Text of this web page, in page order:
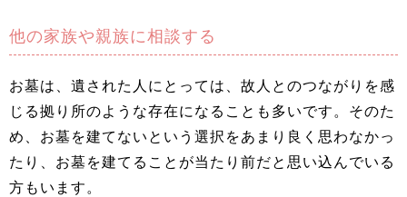
他の家族や親族に相談する
お墓は、遺された人にとっては、故人とのつながりを感
じる拠り所のような存在になることも多いです。そのた
め、お墓を建てないという選択をあまり良く思わなかっ
たり、お墓を建てることが当たり前だと思い込んでいる
方もいます。